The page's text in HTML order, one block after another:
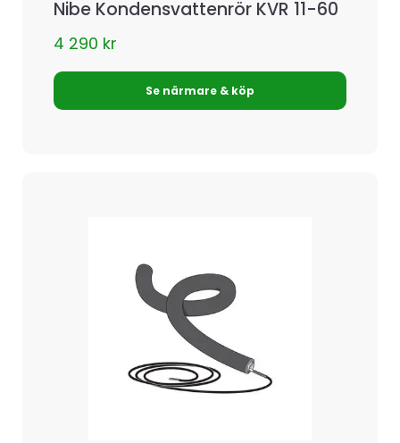
Nibe Kondensvattenrör KVR 11-60
4 290 kr
Se närmare & köp